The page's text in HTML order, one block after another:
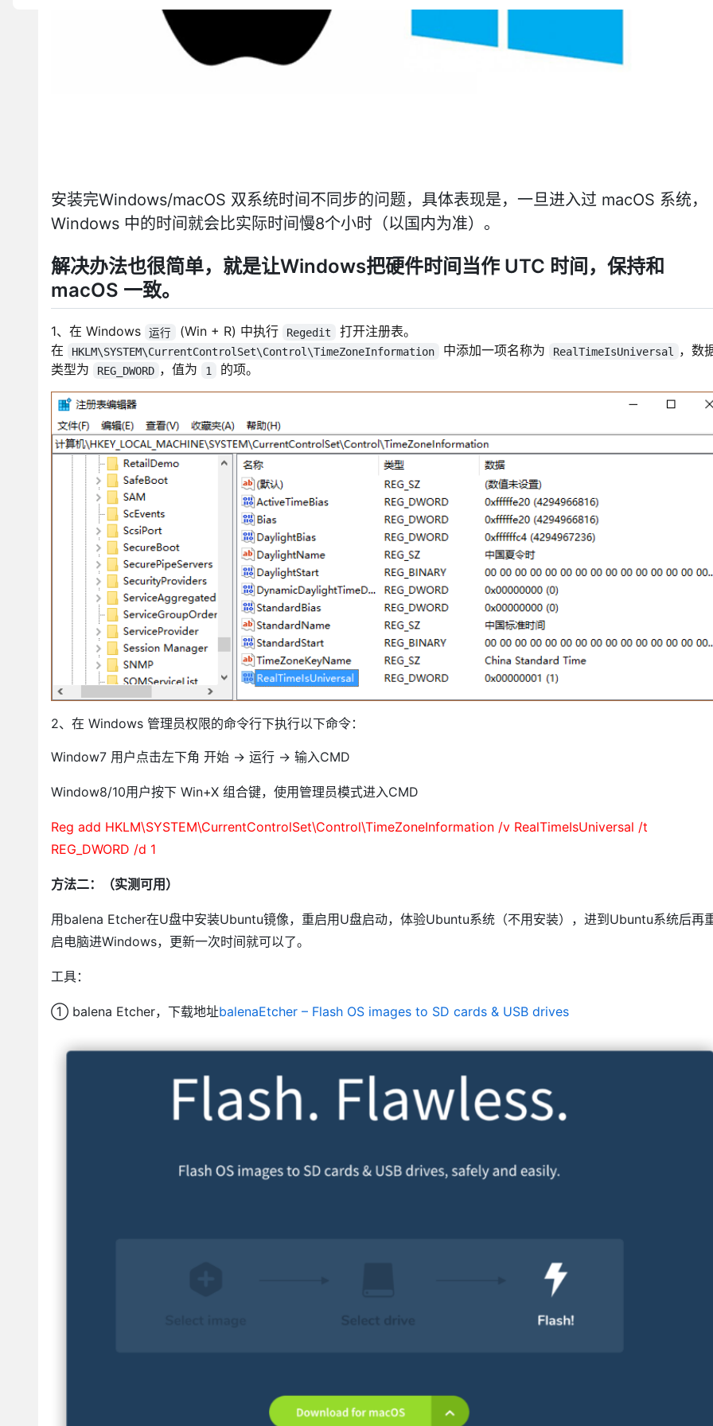
安装完Windows/macOS 双系统时间不同步的问题，具体表现是，一旦进入过 macOS 系统，
Windows 中的时间就会比实际时间慢8个小时（以国内为准）。
解决办法也很简单，就是让Windows把硬件时间当作 UTC 时间，保持和
macOS 一致。
1、在 Windows 运行 (Win + R) 中执行 Regedit
打开注册表。
在
HKLM\SYSTEM\CurrentControlSet\Control\TimeZoneInformation 中添加一项名称为 RealTimeIsUniversal
，数
类型为
REG_DWORD ，值为 1 的项。
2、在 Windows 管理员权限的命令行下执行以下命令：
Window7 用户点击左下角 开始 -> 运行 -> 输入CMD
Window8/10用户按下 Win+X 组合键，使用管理员模式进入CMD
Reg add HKLM\SYSTEM\CurrentControlSet\Control\TimeZoneInformation /v RealTimeIsUniversal /t
REG_DWORD /d 1
方法二：（实测可用）
用balena Etcher在U盘中安装Ubuntu镜像，重启用U盘启动，体验Ubuntu系统（不用安装），进到Ubuntu系统后再
启电脑进Windows，更新一次时间就可以了。
工具：
① balena Etcher，下载地址balenaEtcher – Flash OS images to SD cards & USB drives